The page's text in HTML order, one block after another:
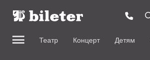
Театр Концерт Детям